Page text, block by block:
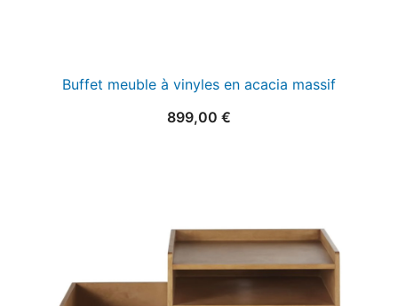
Buffet meuble à vinyles en acacia massif
899,00 €